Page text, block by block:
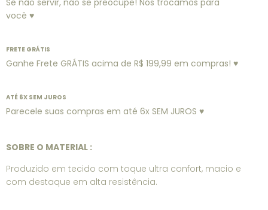
Se não servir, não se preocupe! Nós trocamos para
você ♥
FRETE GRÁTIS
Ganhe Frete GRÁTIS acima de R$ 199,99 em compras! ♥
ATÉ 6X SEM JUROS
Parecele suas compras em até 6x SEM JUROS ♥
SOBRE O MATERIAL :
Produzido em tecido com toque ultra confort, macio e
com destaque em alta resistência.